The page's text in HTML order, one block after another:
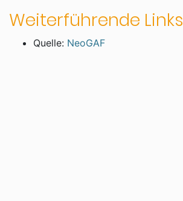
Weiterführende Links
Quelle: NeoGAF